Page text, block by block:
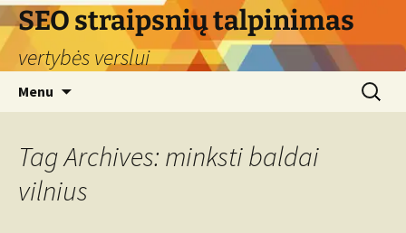
Skip
to
content
SEO straipsnių talpinimas
vertybės verslui
Menu
Search
for:
Tag Archives: minksti baldai
vilnius